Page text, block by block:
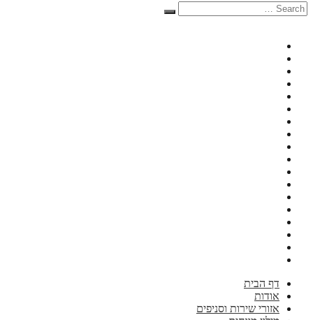
Search
for:
Search
דף הבית
אודות
אזורי שירות וסניפים